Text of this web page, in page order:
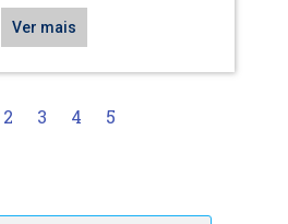
Ver mais
2 3 4 5